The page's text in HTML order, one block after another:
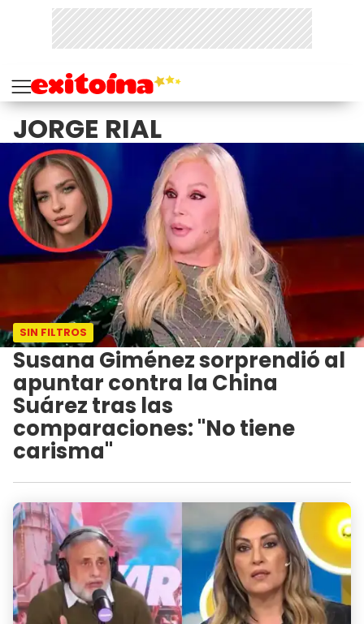
JORGE RIAL
SIN FILTROS
Susana Giménez sorprendió al
apuntar contra la China
Suárez tras las
comparaciones: "No tiene
carisma"